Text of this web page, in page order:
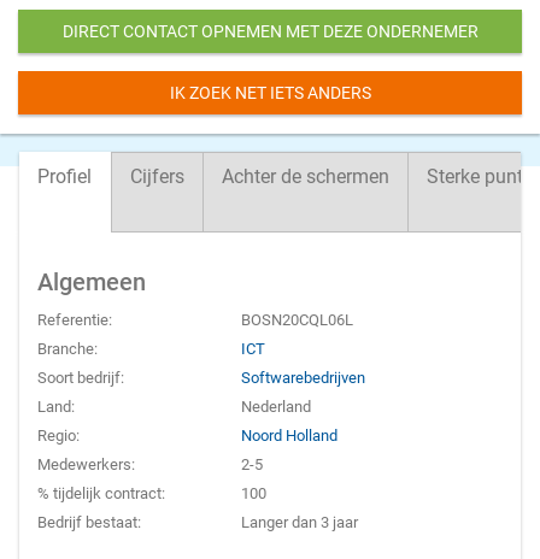
DIRECT CONTACT OPNEMEN MET DEZE ONDERNEMER
IK ZOEK NET IETS ANDERS
Profiel Cijfers Achter de schermen Sterke
Algemeen
Referentie:
BOSN20CQL06L
Branche:
ICT
Soort bedrijf:
Softwarebedrijven
Land:
Nederland
Regio:
Noord Holland
Medewerkers:
2-5
% tijdelijk contract:
100
Bedrijf bestaat:
Langer dan 3 jaar